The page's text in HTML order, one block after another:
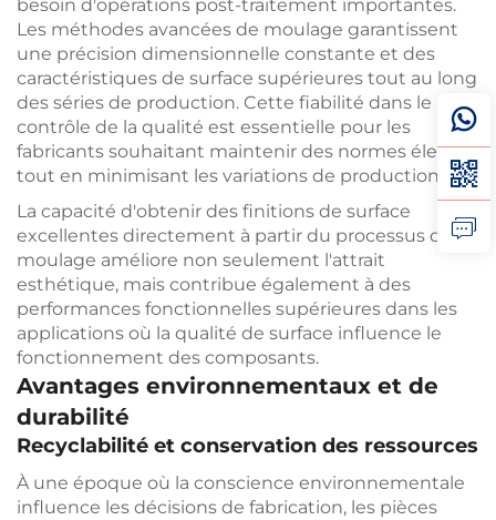
besoin d'opérations post-traitement importantes.
Les méthodes avancées de moulage garantissent
une précision dimensionnelle constante et des
caractéristiques de surface supérieures tout au long
des séries de production. Cette fiabilité dans le
contrôle de la qualité est essentielle pour les
fabricants souhaitant maintenir des normes élevées
tout en minimisant les variations de production.
La capacité d'obtenir des finitions de surface
excellentes directement à partir du processus de
moulage améliore non seulement l'attrait
esthétique, mais contribue également à des
performances fonctionnelles supérieures dans les
applications où la qualité de surface influence le
fonctionnement des composants.
Avantages environnementaux et de
durabilité
Recyclabilité et conservation des ressources
À une époque où la conscience environnementale
influence les décisions de fabrication, les pièces